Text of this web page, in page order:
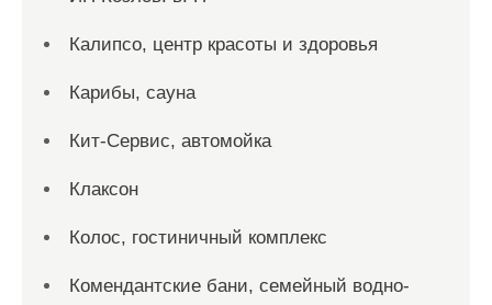
Калипсо, центр красоты и здоровья
Карибы, сауна
Кит-Сервис, автомойка
Клаксон
Колос, гостиничный комплекс
Комендантские бани, семейный водно-